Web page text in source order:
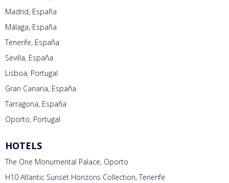
Madrid, España
Málaga, España
Tenerife, España
Sevilla, España
Lisboa, Portugal
Gran Canaria, España
Tarragona, España
Oporto, Portugal
HOTELS
The One Monumental Palace, Oporto
H10 Atlantic Sunset Horizons Collection, Tenerife